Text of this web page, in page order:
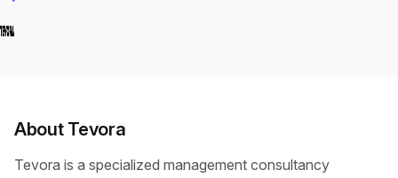
About Tevora
Tevora is a specialized management consultancy